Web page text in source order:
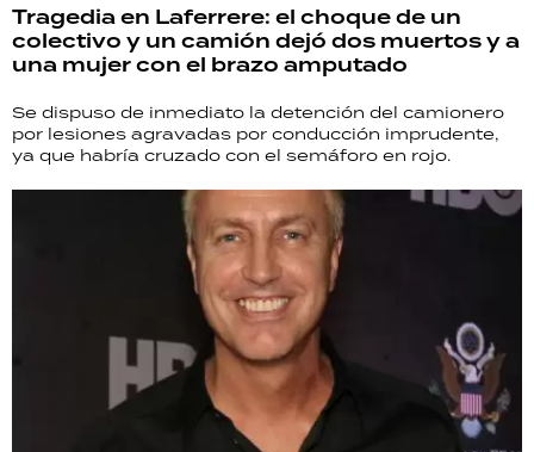
Tragedia en Laferrere: el choque de un
colectivo y un camión dejó dos muertos y a
una mujer con el brazo amputado
Se dispuso de inmediato la detención del camionero
por lesiones agravadas por conducción imprudente,
ya que habría cruzado con el semáforo en rojo.